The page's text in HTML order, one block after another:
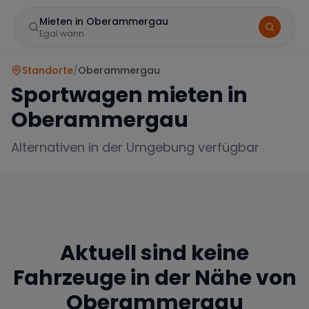
Mieten in Oberammergau
Egal wann
Mercedes BMW Audi
Standorte/Oberammergau
Sportwagen mieten in
Oberammergau
Alternativen in der Umgebung verfügbar
Aktuell sind keine
Fahrzeuge in der Nähe von
Oberammergau